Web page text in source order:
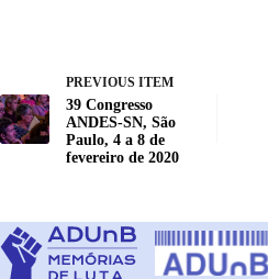
PREVIOUS ITEM
39 Congresso
ANDES-SN, São
Paulo, 4 a 8 de
fevereiro de 2020